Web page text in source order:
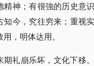
精神；有很強的历史意
知今，究往穷来；重视
，明体达用。
期礼崩乐坏，文化下移